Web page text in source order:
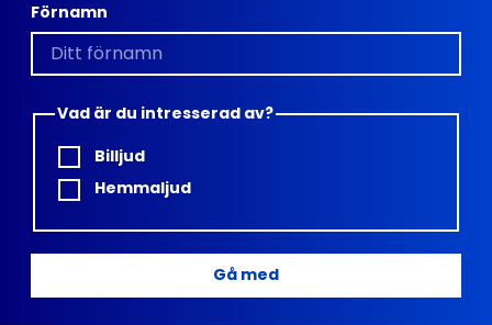
Förnamn
Vad är du intresserad av?
Billjud
Hemmaljud
Gå med